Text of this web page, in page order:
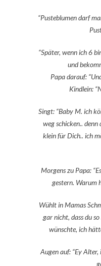
“Pusteblumen darf
“Später, wenn ich 6
und
Papa darauf:
Kindlein:
Singt: “Baby M. ich
weg schicken..
klein für Dich.. ich
Morgens zu Papa:
gestern. Warum
Wühlt in Mamas
gar nicht, dass du
wünschte, ich
Augen auf: “Ey